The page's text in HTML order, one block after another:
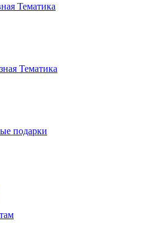
Тематика
Тематика
подарки